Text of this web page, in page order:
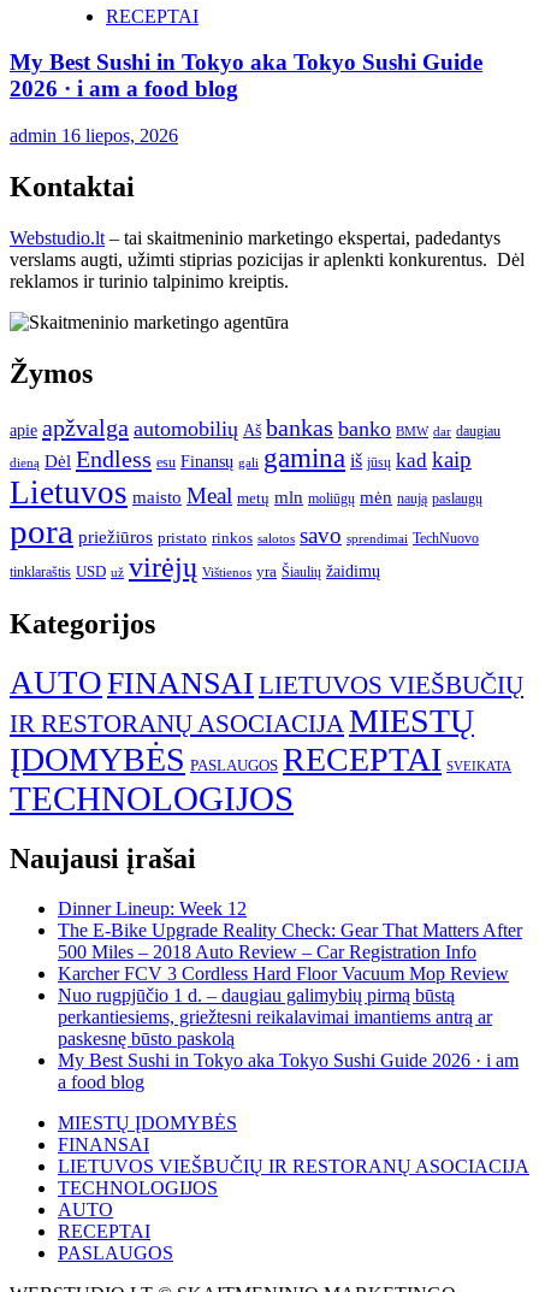
RECEPTAI
My Best Sushi in Tokyo aka Tokyo Sushi Guide
2026 · i am a food blog
admin 16 liepos, 2026
Kontaktai
Webstudio.lt – tai skaitmeninio marketingo ekspertai, padedantys
verslams augti, užimti stiprias pozicijas ir aplenkti konkurentus. Dėl
reklamos ir turinio talpinimo kreiptis.
Žymos
apie apžvalga automobilių Aš bankas banko BMW dar daugiau
dieną Dėl Endless esu Finansų gali gamina iš jūsų kad kaip
Lietuvos maisto Meal metų mln moliūgų mėn naują paslaugų
pora priežiūros pristato rinkos salotos savo sprendimai TechNuovo
tinklaraštis USD už virėjų Vištienos yra Šiaulių žaidimų
Kategorijos
AUTOFINANSAI LIETUVOS VIEŠBUČIŲ
IR RESTORANŲ ASOCIACIJA MIESTŲ
ĮDOMYBĖS PASLAUGOS RECEPTAI SVEIKATA
TECHNOLOGIJOS
Naujausi įrašai
Dinner Lineup: Week 12
The E-Bike Upgrade Reality Check: Gear That Matters After
500 Miles – 2018 Auto Review – Car Registration Info
Karcher FCV 3 Cordless Hard Floor Vacuum Mop Review
Nuo rugpjūčio 1 d. – daugiau galimybių pirmą būstą
perkantiesiems, griežtesni reikalavimai imantiems antrą ar
paskesnę būsto paskolą
My Best Sushi in Tokyo aka Tokyo Sushi Guide 2026 · i am
a food blog
MIESTŲ ĮDOMYBĖS
FINANSAI
LIETUVOS VIEŠBUČIŲ IR RESTORANŲ ASOCIACIJA
TECHNOLOGIJOS
AUTO
RECEPTAI
PASLAUGOS